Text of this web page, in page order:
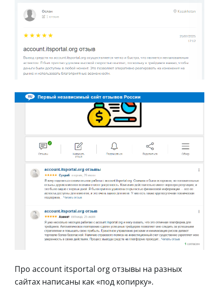
Про account itsportal org отзывы на разных
сайтах написаны как «под копирку».